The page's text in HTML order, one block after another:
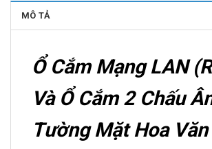
MÔ TẢ
Ổ Cắm Mạng LAN
Và Ổ Cắm 2 Chấu
Tường Mặt Hoa Văn